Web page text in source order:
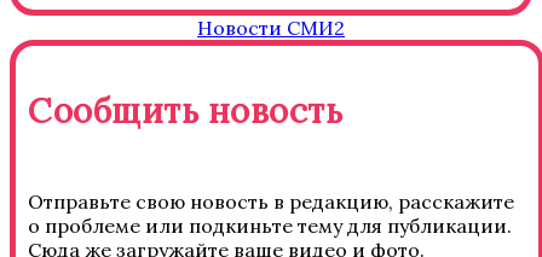
Новости СМИ2
Сообщить новость
Отправьте свою новость в редакцию, расскажите
о проблеме или подкиньте тему для публикации.
Сюда же загружайте ваше видео и фото.